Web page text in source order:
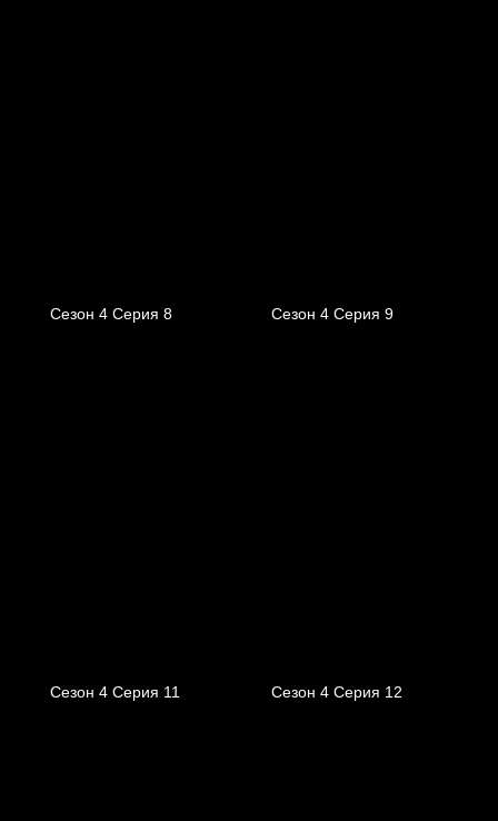
Сезон 4 Серия 8 Сезон 4 Серия 9
Сезон 4 Серия 11 Сезон 4 Серия 12